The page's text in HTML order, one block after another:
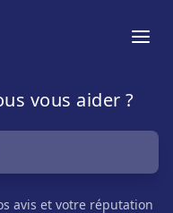
vous aider ?
avis et votre réputation